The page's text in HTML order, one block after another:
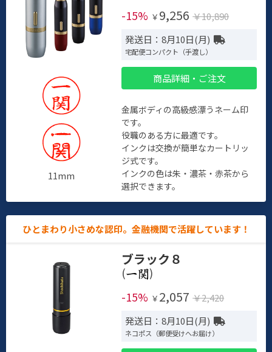
11mm
-15% ￥ 9,256 ￥10,890
発送日：8月10日(月)
宅配便コンパクト（手渡し）
商品詳細・ご注文
金属ボディの高級感漂うネーム印
です。
役職のある方に最適です。
インクは交換が簡単なカートリッ
ジ式です。
インクの色は朱・濃茶・赤茶から
選択できます。
ひとまわり小さめな認印。金融機関で活躍しています！
ブラック８
(
)
-15% ￥ 2,057 ￥2,420
発送日：8月10日(月)
ネコポス（郵便受けへお届け）